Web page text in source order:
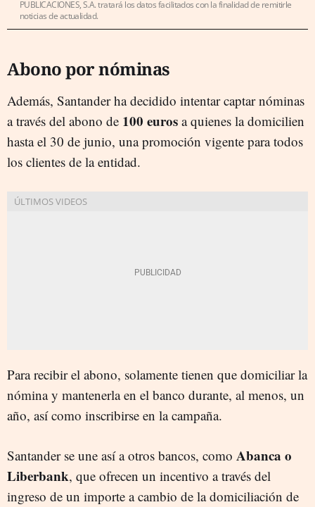
PUBLICACIONES, S.A. tratará los datos facilitados con la finalidad de remitirle
noticias de actualidad.
Abono por nóminas
Además, Santander ha decidido intentar captar nóminas
a través del abono de 100 euros a quienes la domicilien
hasta el 30 de junio, una promoción vigente para todos
los clientes de la entidad.
Para recibir el abono, solamente tienen que domiciliar la
nómina y mantenerla en el banco durante, al menos, un
año, así como inscribirse en la campaña.
Santander se une así a otros bancos, como Abanca o
Liberbank, que ofrecen un incentivo a través del
ingreso de un importe a cambio de la domiciliación de